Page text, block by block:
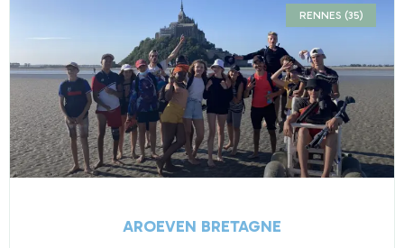
RENNES (35)
AROEVEN BRETAGNE